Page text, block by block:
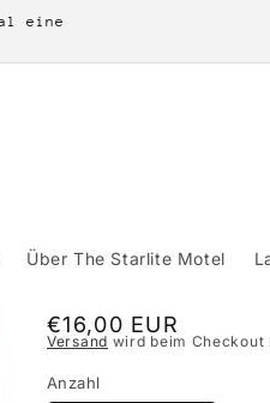
eine
Über The Starlite Motel
Normaler
Preis
€16,00 EUR
Versand wird beim Checkout
Anzahl